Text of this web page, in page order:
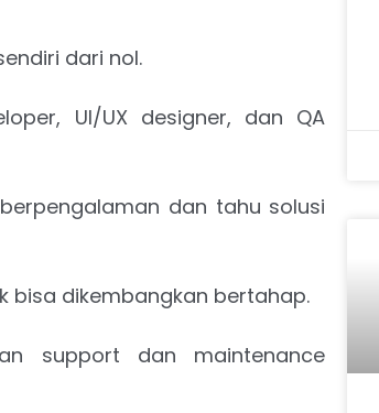
dari nol.
UI/UX designer, dan QA
dan tahu solusi
bisa dikembangkan bertahap.
support dan maintenance